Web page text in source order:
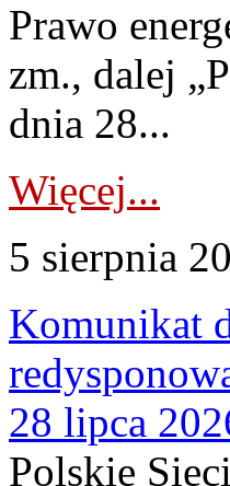
Prawo
zm., dalej
dnia 28...
Więcej...
5 sierpnia
Komunikat
28 lipca
Polskie